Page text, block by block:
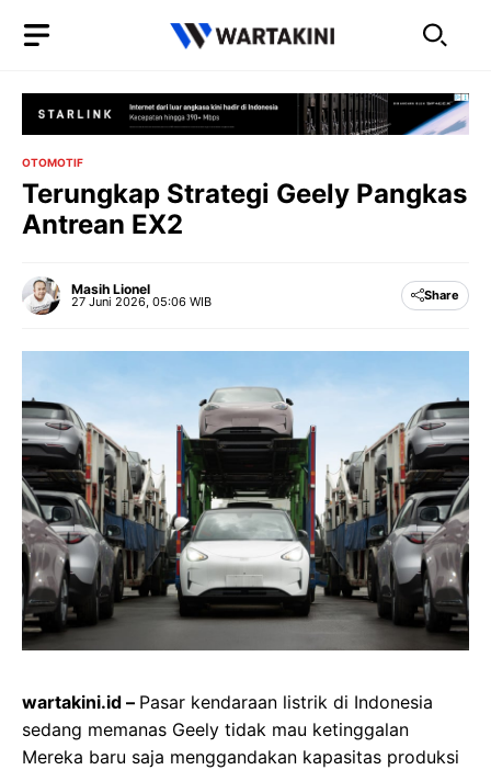
OTOMOTIF
Terungkap Strategi Geely Pangkas
Antrean EX2
Masih Lionel
27 Juni 2026, 05:06 WIB Share
wartakini.id – Pasar kendaraan listrik di Indonesia
sedang memanas Geely tidak mau ketinggalan
Mereka baru saja menggandakan kapasitas produksi